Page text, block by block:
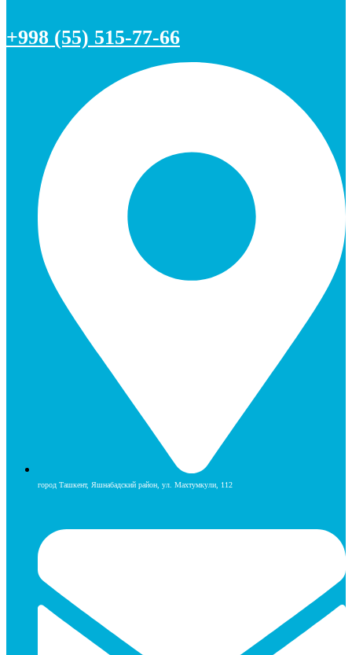
+998 (55) 515-77-66
город Ташкент, Яшнабадский район, ул. Махтумкули, 112